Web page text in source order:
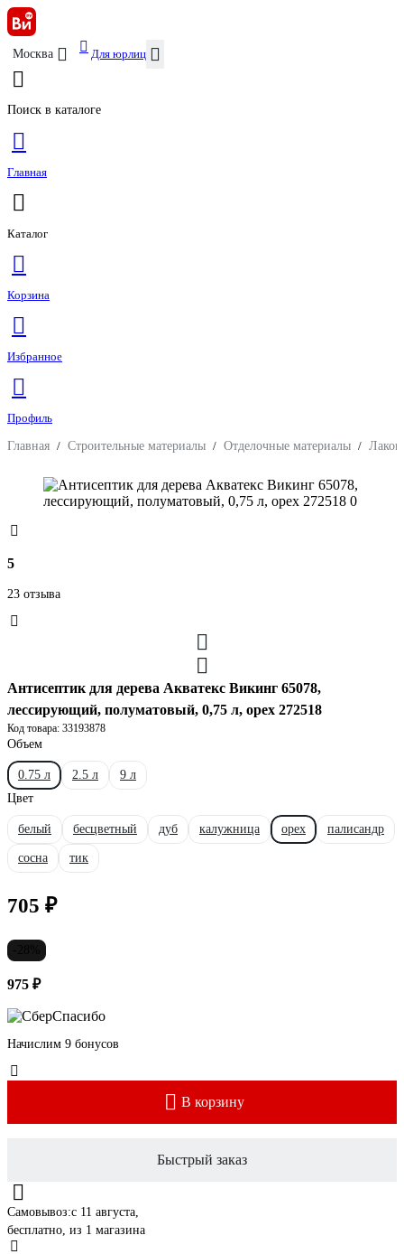
Москва Для юрлиц
Поиск в каталоге
Главная
Каталог
Корзина
Избранное
Профиль
Главная / Строительные материалы / Отделочные материалы /
5
23 отзыва
Антисептик для дерева Акватекс Викинг 65078,
лессирующий, полуматовый, 0,75 л, орех 272518
Код товара: 33193878
Объем
0.75 л 2.5 л
9 л
Цвет
белый бесцветный дуб калужница орех палисандр
сосна тик
705 ₽
975 ₽
Начислим 9 бонусов
В корзину
Быстрый заказ
Самовывоз:c 11 августа,
бесплатно, из 1 магазина